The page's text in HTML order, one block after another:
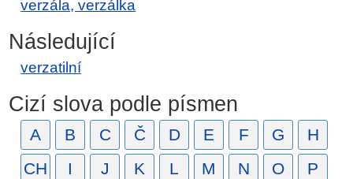
verzála, verzálka
Následující
verzatilní
Cizí slova podle písmen
A B C Č D E F G
H
CH
I J K L M N O
P